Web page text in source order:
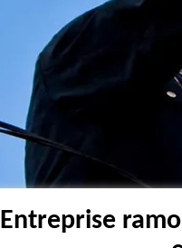
Entreprise